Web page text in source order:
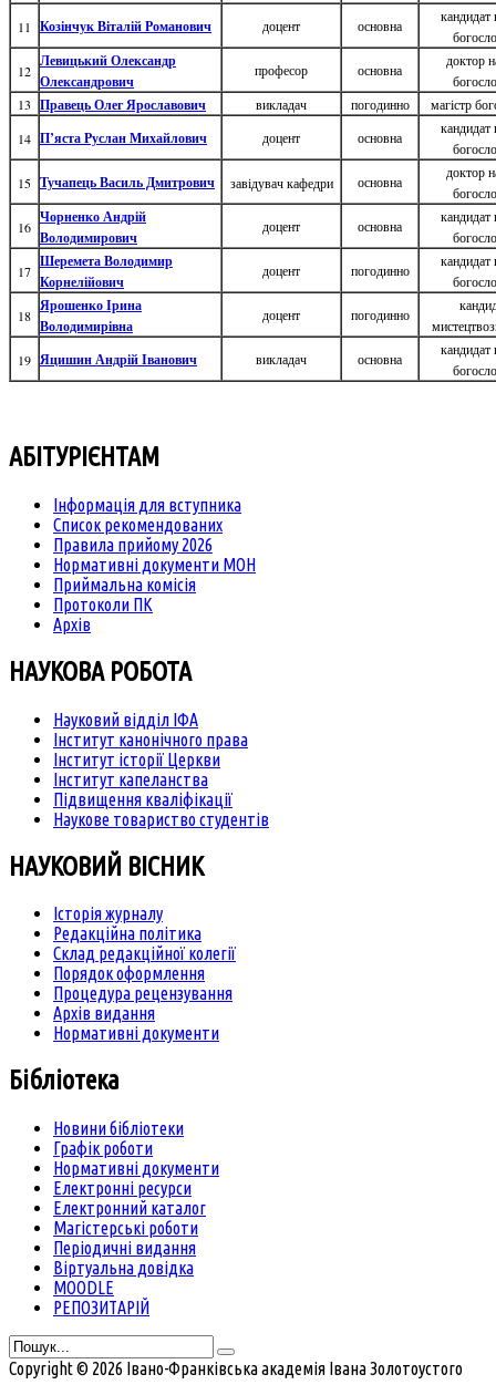
11
Козінчук Віталій Романович доцент основна
кандидат
12
Левицький Олександр
Олександрович
професор основна
доктор
13 Правець Олег Ярославович викладач погодинно
магістр
14 П’яста Руслан Михайлович доцент основна
кандидат
15 Тучапець Василь Дмитрович завідувач кафедри основна
доктор
16
Чорненко Андрій
Володимирович
доцент основна
кандидат
17
Шеремета Володимир
Корнелійович
доцент погодинно
кандидат
18
Ярошенко Ірина
Володимирівна
доцент погодинно
19 Яцишин Андрій Іванович викладач основна
кандидат
АБІТУРІЄНТАМ
Інформація для вступника
Список рекомендованих
Правила прийому 2026
Нормативні документи МОН
Приймальна комісія
Протоколи ПК
Архів
НАУКОВА РОБОТА
Науковий відділ ІФА
Інститут канонічного права
Інститут історії Церкви
Інститут капеланства
Підвищення кваліфікації
Наукове товариство студентів
НАУКОВИЙ ВІСНИК
Історія журналу
Редакційна політика
Склад редакційної колегії
Порядок оформлення
Процедура рецензування
Архів видання
Нормативні документи
Бібліотека
Новини бібліотеки
Графік роботи
Нормативні документи
Електронні ресурси
Електронний каталог
Магістерські роботи
Періодичні видання
Віртуальна довідка
MOODLE
РЕПОЗИТАРІЙ
Copyright © 2026 Івано-Франківська академія Івана Золотоустого